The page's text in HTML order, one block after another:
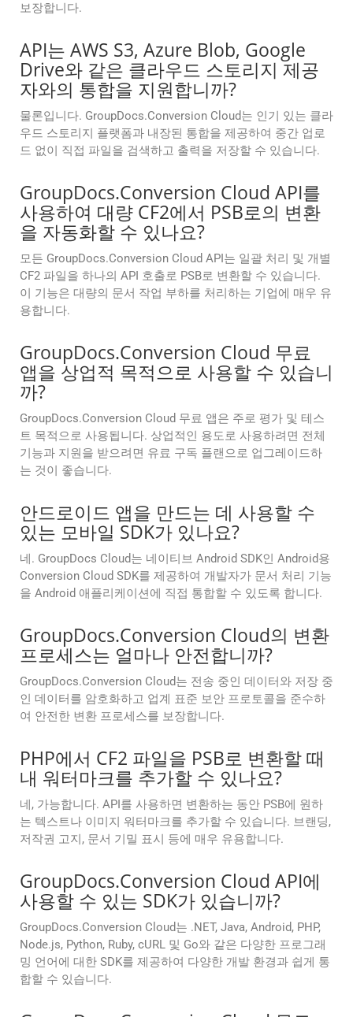
보장합니다.
API는 AWS S3, Azure Blob, Google
Drive와 같은 클라우드 스토리지 제공
자와의 통합을 지원합니까?
물론입니다. GroupDocs.Conversion Cloud는 인기 있는 클라
우드 스토리지 플랫폼과 내장된 통합을 제공하여 중간 업로
드 없이 직접 파일을 검색하고 출력을 저장할 수 있습니다.
GroupDocs.Conversion Cloud API를
사용하여 대량 CF2에서 PSB로의 변환
을 자동화할 수 있나요?
모든 GroupDocs.Conversion Cloud API는 일괄 처리 및 개별
CF2 파일을 하나의 API 호출로 PSB로 변환할 수 있습니다.
이 기능은 대량의 문서 작업 부하를 처리하는 기업에 매우 유
용합니다.
GroupDocs.Conversion Cloud 무료
앱을 상업적 목적으로 사용할 수 있습니
까?
GroupDocs.Conversion Cloud 무료 앱은 주로 평가 및 테스
트 목적으로 사용됩니다. 상업적인 용도로 사용하려면 전체
기능과 지원을 받으려면 유료 구독 플랜으로 업그레이드하
는 것이 좋습니다.
안드로이드 앱을 만드는 데 사용할 수
있는 모바일 SDK가 있나요?
네. GroupDocs Cloud는 네이티브 Android SDK인 Android용
Conversion Cloud SDK를 제공하여 개발자가 문서 처리 기능
을 Android 애플리케이션에 직접 통합할 수 있도록 합니다.
GroupDocs.Conversion Cloud의 변환
프로세스는 얼마나 안전합니까?
GroupDocs.Conversion Cloud는 전송 중인 데이터와 저장 중
인 데이터를 암호화하고 업계 표준 보안 프로토콜을 준수하
여 안전한 변환 프로세스를 보장합니다.
PHP에서 CF2 파일을 PSB로 변환할 때
내 워터마크를 추가할 수 있나요?
네, 가능합니다. API를 사용하면 변환하는 동안 PSB에 원하
는 텍스트나 이미지 워터마크를 추가할 수 있습니다. 브랜딩,
저작권 고지, 문서 기밀 표시 등에 매우 유용합니다.
GroupDocs.Conversion Cloud API에
사용할 수 있는 SDK가 있습니까?
GroupDocs.Conversion Cloud는 .NET, Java, Android, PHP,
Node.js, Python, Ruby, cURL 및 Go와 같은 다양한 프로그래
밍 언어에 대한 SDK를 제공하여 다양한 개발 환경과 쉽게 통
합할 수 있습니다.